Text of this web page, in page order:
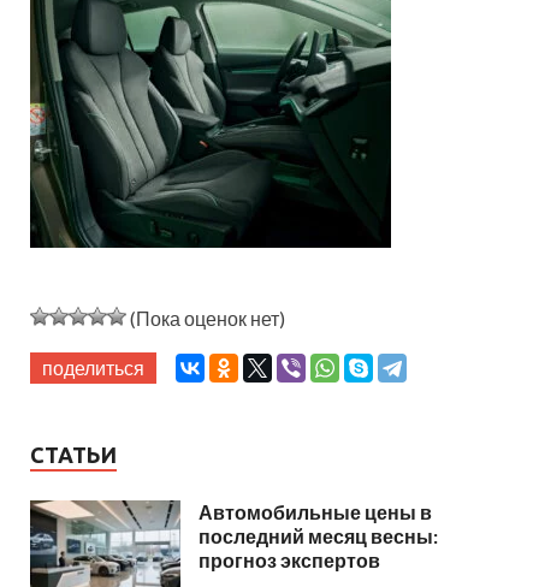
(Пока оценок нет)
поделиться
СТАТЬИ
Автомобильные цены в
последний месяц весны:
прогноз экспертов